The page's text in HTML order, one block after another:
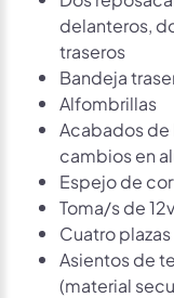
delanteros,
traseros
Bandeja
Alfombrillas
Acabados de
cambios en
Espejo de
Toma/s de
Cuatro plazas
Asientos de
(material